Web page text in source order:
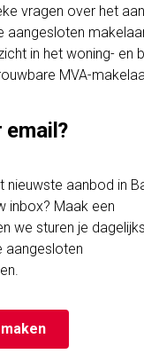
vragen over het
aangesloten
in het woning-
MVA-
email?
nieuwste aanbod in
inbox? Maak een
we sturen je
aangesloten